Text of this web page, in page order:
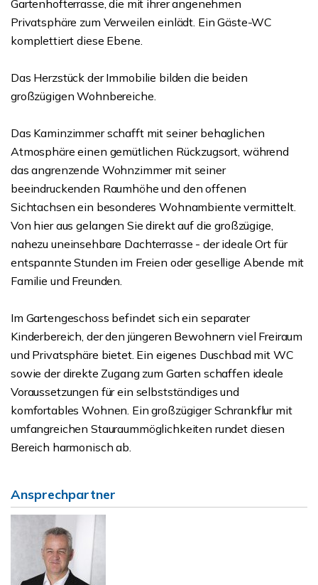
Gartenhofterrasse, die mit ihrer angenehmen
Privatsphäre zum Verweilen einlädt. Ein Gäste-WC
komplettiert diese Ebene.
Das Herzstück der Immobilie bilden die beiden
großzügigen Wohnbereiche.
Das Kaminzimmer schafft mit seiner behaglichen
Atmosphäre einen gemütlichen Rückzugsort, während
das angrenzende Wohnzimmer mit seiner
beeindruckenden Raumhöhe und den offenen
Sichtachsen ein besonderes Wohnambiente vermittelt.
Von hier aus gelangen Sie direkt auf die großzügige,
nahezu uneinsehbare Dachterrasse - der ideale Ort für
entspannte Stunden im Freien oder gesellige Abende mit
Familie und Freunden.
Im Gartengeschoss befindet sich ein separater
Kinderbereich, der den jüngeren Bewohnern viel Freiraum
und Privatsphäre bietet. Ein eigenes Duschbad mit WC
sowie der direkte Zugang zum Garten schaffen ideale
Voraussetzungen für ein selbstständiges und
komfortables Wohnen. Ein großzügiger Schrankflur mit
umfangreichen Stauraummöglichkeiten rundet diesen
Bereich harmonisch ab.
Ansprechpartner